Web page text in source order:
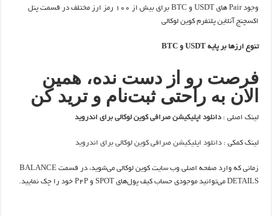
وجود Pair های USDT و BTC برای بیش از ۱۰۰ رمز ارز مختلف در قسمت پنل
اکسچنج آنلاین پلتفرم کوین لوکالی
تنوع ارزها بر پایه USDT و BTC
فرصت رو از دست نده، همین
الان به راحتی ثبت‌نام و ترید کن
لینک اصلی :دانلود اپلیکیشن صرافی کوین لوکالی برای اندروید
لینک کمکی : دانلود اپلیکیشن صرافی کوین لوکالی برای اندروید
زمانی که وارد صفحه اصلی وب سایت کوین لوکالی می‌شوید، در قسمت BALANCE
DETAILS می‌توانید موجودی حساب کیف پول‌های SPOT و P2P خود را چک نمایید.